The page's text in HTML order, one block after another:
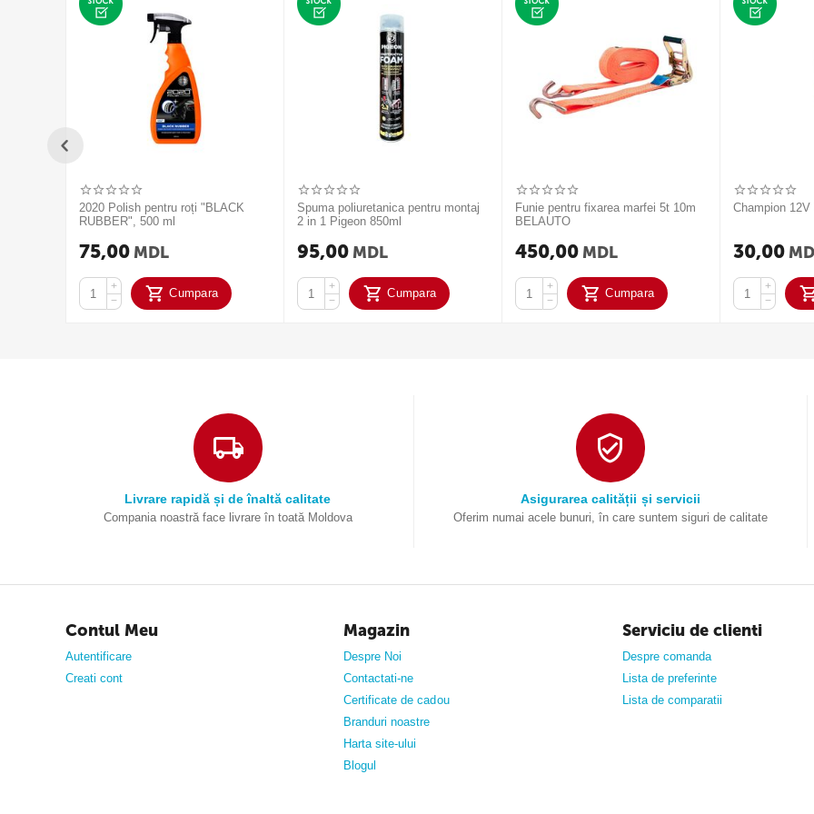
2020 Polish pentru roți "BLACK
RUBBER", 500 ml
75,00 MDL
+
−
Cumpara
Spuma poliuretanica pentru montaj
2 in 1 Pigeon 850ml
95,00 MDL
+
−
Cumpara
Funie pentru fixarea marfei 5t 10m
BELAUTO
450,00 MDL
+
−
Cumpara
Champion
30,00
+
−
Livrare rapidă și de înaltă calitate
Compania noastră face livrare în toată Moldova
Asigurarea calității și servicii
Oferim numai acele bunuri, în care suntem siguri de calitate
Contul Meu
Autentificare
Creati cont
Magazin
Despre Noi
Contactati-ne
Certificate de cadou
Branduri noastre
Harta site-ului
Blogul
Serviciu de clienti
Despre comanda
Lista de preferinte
Lista de comparatii